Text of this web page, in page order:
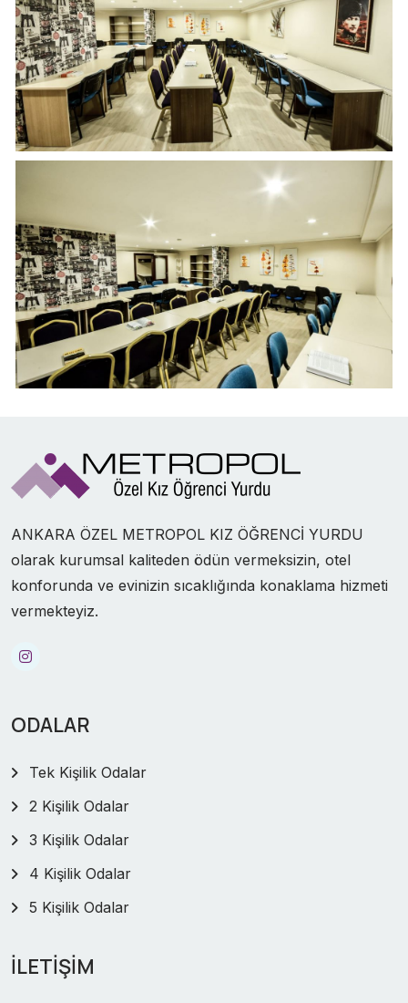
ANKARA ÖZEL METROPOL KIZ ÖĞRENCİ YURDU
olarak kurumsal kaliteden ödün vermeksizin, otel
konforunda ve evinizin sıcaklığında konaklama hizmeti
vermekteyiz.
ODALAR
Tek Kişilik Odalar
2 Kişilik Odalar
3 Kişilik Odalar
4 Kişilik Odalar
5 Kişilik Odalar
İLETİŞİM